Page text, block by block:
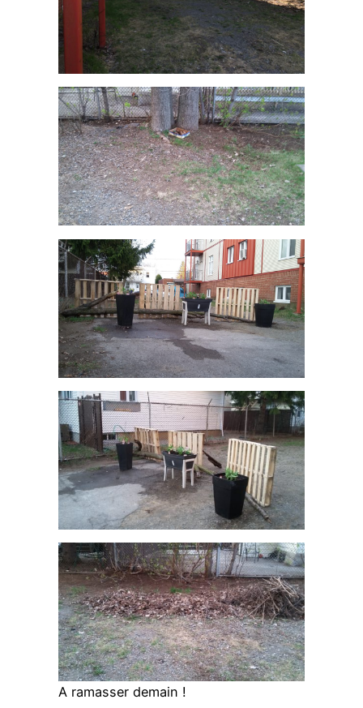
A ramasser demain !